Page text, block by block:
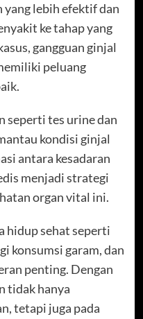
yang lebih efektif dan
ke tahap yang
gangguan ginjal
peluang
seperti tes urine dan
kondisi ginjal
antara kesadaran
menjadi strategi
organ vital ini.
hidup sehat seperti
konsumsi garam, dan
penting. Dengan
tidak hanya
tetapi juga pada